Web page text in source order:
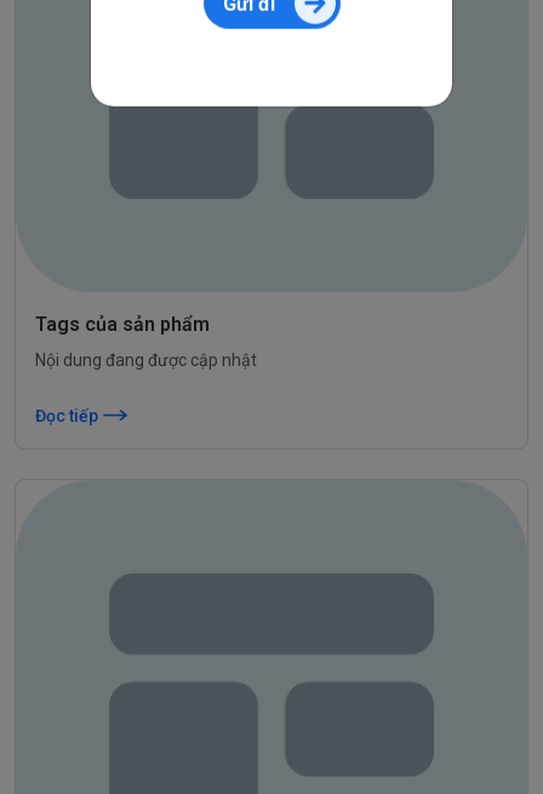
Tags của sản phẩm
Nội dung đang được cập nhật
Đọc tiếp